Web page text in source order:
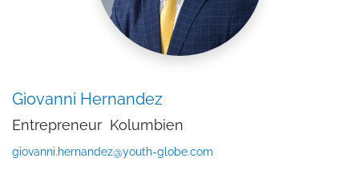
Giovanni Hernandez
Entrepreneur Kolumbien
giovanni.hernandez@youth-globe.com